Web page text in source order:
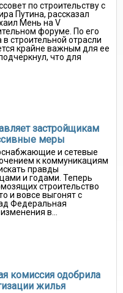
по строительству с
Путина, рассказал
Мень на V
форуме. По его
строительной отрасли
крайне важным для ее
что для
застройщикам
меры
и сетевые
к коммуникациям
правды
и годами. Теперь
строительство
и вовсе выгонят с
Федеральная
в...
комиссия одобрила
жилья